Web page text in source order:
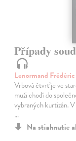
Případy
Lenormand Frédéric
Vrbová čtvrť je ve
muži chodí do
vybraných kurtizán.
…
Na stiahnutie